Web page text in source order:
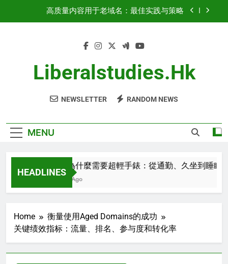
关键指标：Domain Authority、Backlink Profile、
眠，不影響日常生活的智能穿戴
高质量内容用于老域名：最佳实践与策略
关键指标：Domain Authority、Backlink Profile、
域名权重：增长与优化策略
Liberalstudies.hk
NEWSLETTER RANDOM NEWS
MENU
HEADLINES
都市人為什麼需要超輕手錶：從通勤、久坐到睡眠，
Home
衡量使用Aged Domains的成功
关键绩效指标：流量、排名、参与度和转化率